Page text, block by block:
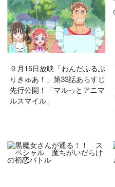
９月15日放映「わんだふるぷ
りきゅあ！」第33話あらすじ
先行公開！「マルっとアニマ
ルスマイル」